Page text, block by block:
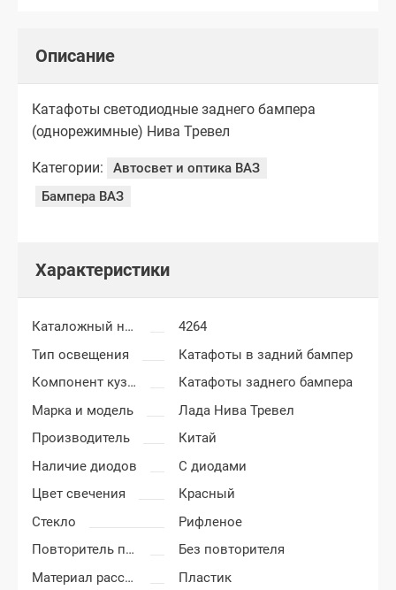
Описание
Катафоты светодиодные заднего бампера
(однорежимные) Нива Тревел
Категории:
Автосвет и оптика ВАЗ
Бампера ВАЗ
Характеристики
Каталожный номер
4264
Тип освещения
Катафоты в задний бампер
Компонент кузова
Катафоты заднего бампера
Марка и модель
Лада Нива Тревел
Производитель
Китай
Наличие диодов
С диодами
Цвет свечения
Красный
Стекло
Рифленое
Повторитель поворота
Без повторителя
Материал рассеивателя
Пластик